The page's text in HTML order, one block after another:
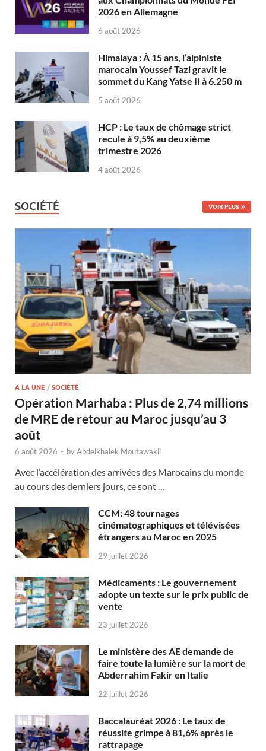
2026 en Allemagne
6 août 2026
Himalaya : À 15 ans, l’alpiniste
marocain Youssef Tazi gravit le
sommet du Kang Yatse II à 6.250 m
5 août 2026
HCP : Le taux de chômage strict
recule à 9,5% au deuxième
trimestre 2026
4 août 2026
SOCIÉTÉ VOIR PLUS
A LA UNE / SOCIÉTÉ
Opération Marhaba : Plus de 2,74 millions
de MRE de retour au Maroc jusqu’au 3
août
6 août 2026 - byAbdelkhalek Moutawakil
Avec l’accélération des arrivées des Marocains du monde
au cours des derniers jours, ce sont …
CCM: 48 tournages
cinématographiques et télévisées
étrangers au Maroc en 2025
29 juillet 2026
Médicaments : Le gouvernement
adopte un texte sur le prix public de
vente
23 juillet 2026
Le ministère des AE demande de
faire toute la lumière sur la mort de
Abderrahim Fakir en Italie
22 juillet 2026
Baccalauréat 2026 : Le taux de
réussite grimpe à 81,6% après le
rattrapage